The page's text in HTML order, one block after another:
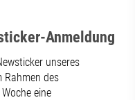
Anmeldung
unseres
Rahmen des
eine